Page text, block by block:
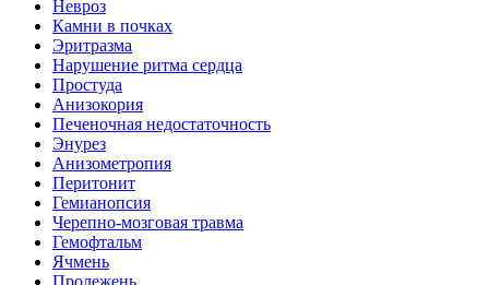
Невроз
Камни в почках
Эритразма
Нарушение ритма сердца
Простуда
Анизокория
Печеночная недостаточность
Энурез
Анизометропия
Перитонит
Гемианопсия
Черепно-мозговая травма
Гемофтальм
Ячмень
Пролежень